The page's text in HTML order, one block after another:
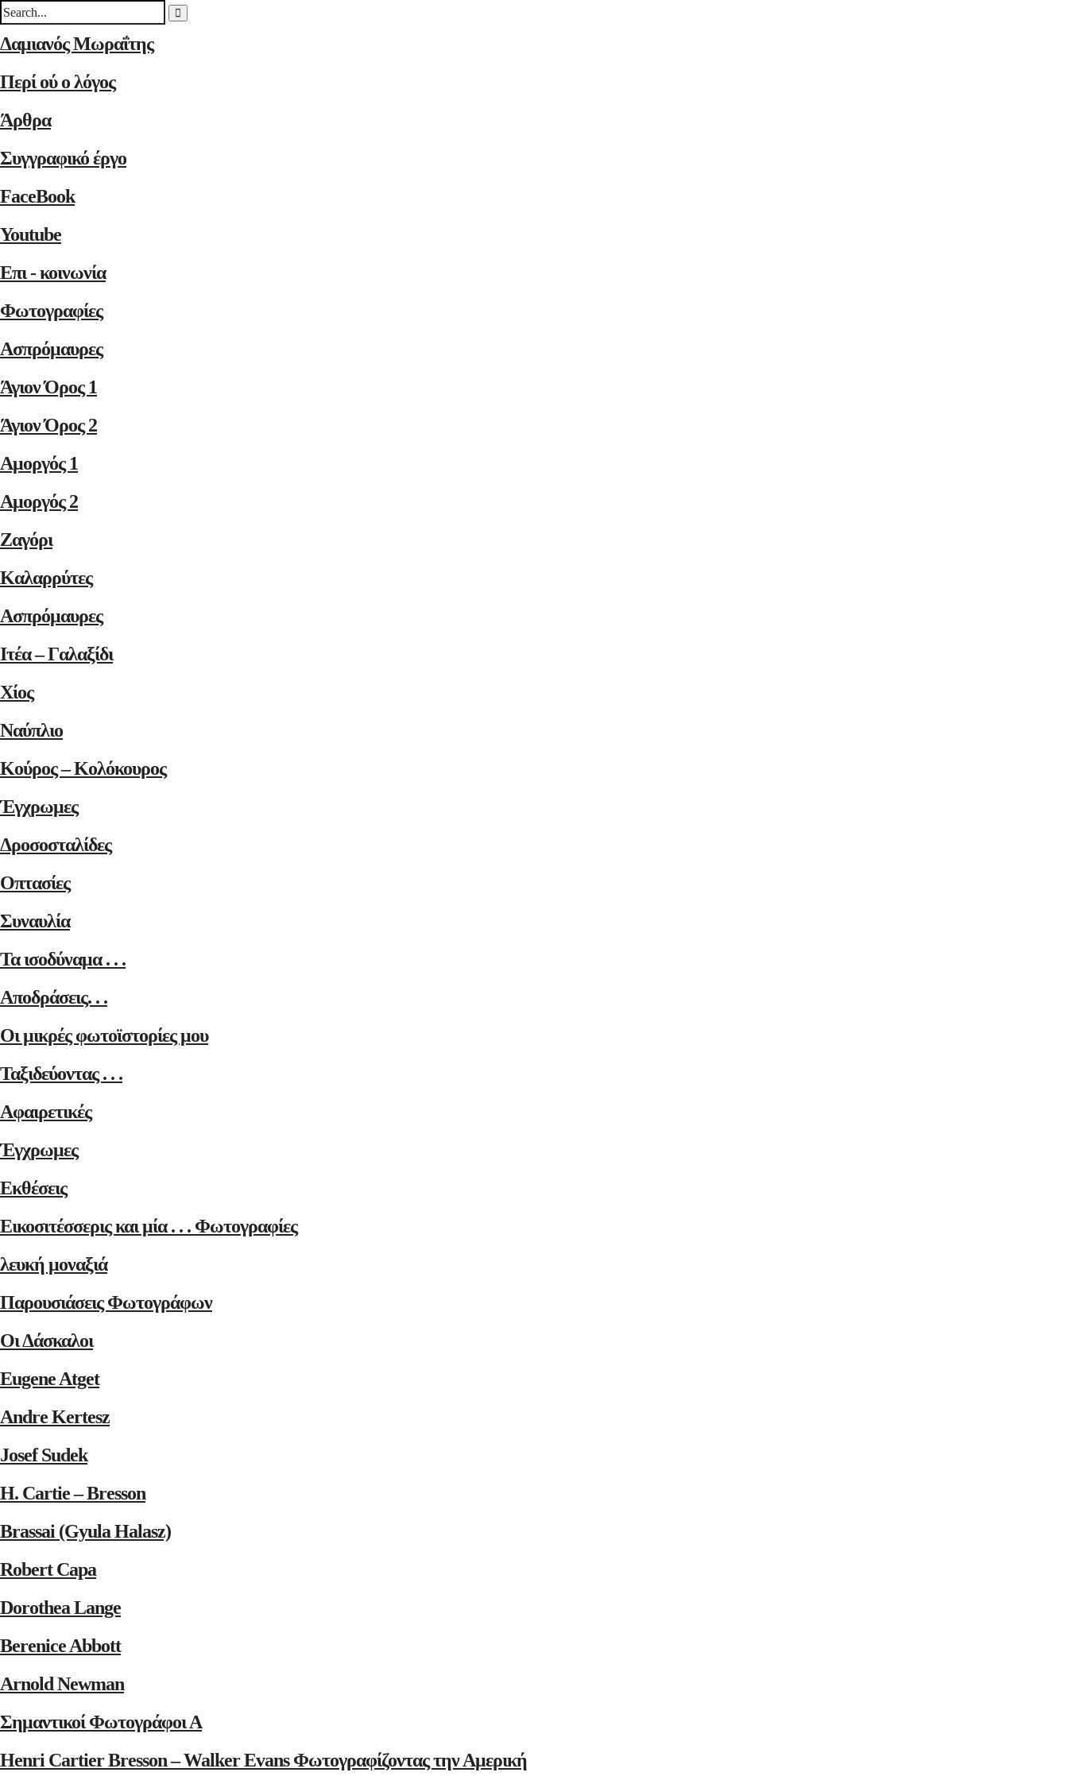
Δαμιανός Μωραΐτης
Περί ού ο λόγος
Άρθρα
Συγγραφικό έργο
FaceBook
Youtube
Επι - κοινωνία
Φωτογραφίες
Ασπρόμαυρες
Άγιον Όρος 1
Άγιον Όρος 2
Αμοργός 1
Αμοργός 2
Ζαγόρι
Καλαρρύτες
Ασπρόμαυρες
Ιτέα – Γαλαξίδι
Χίος
Ναύπλιο
Κούρος – Κολόκουρος
Έγχρωμες
Δροσοσταλίδες
Οπτασίες
Συναυλία
Τα ισοδύναμα . . .
Αποδράσεις. . .
Οι μικρές φωτοϊστορίες μου
Ταξιδεύοντας . . .
Αφαιρετικές
Έγχρωμες
Εκθέσεις
Εικοσιτέσσερις και μία . . . Φωτογραφίες
λευκή μοναξιά
Παρουσιάσεις Φωτογράφων
Οι Δάσκαλοι
Eugene Atget
Andre Kertesz
Josef Sudek
H. Cartie – Bresson
Brassai (Gyula Halasz)
Robert Capa
Dorothea Lange
Berenice Abbott
Arnold Newman
Σημαντικοί Φωτογράφοι Α
Henri Cartier Bresson – Walker Evans Φωτογραφίζοντας την Αμερική